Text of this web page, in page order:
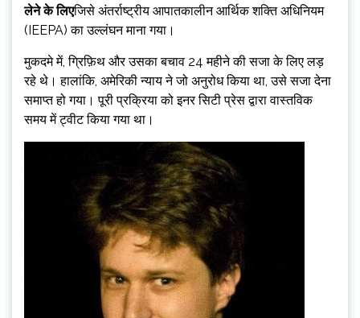
लेने के लिएजिसे अंतर्राष्ट्रीय आपातकालीन आर्थिक शक्ति अधिनियम
(IEEPA) का उल्लंघन माना गया।
मुकदमे में, ग्रिफ़िथ और उसका बचाव 24 महीने की सजा के लिए लड़
रहे थे। हालांकि, अमेरिकी न्याय ने जो अनुरोध किया था, उसे सजा देना
समाप्त हो गया। पूरी प्रक्रिया को इनर सिटी प्रेस द्वारा वास्तविक
समय में ट्वीट किया गया था।